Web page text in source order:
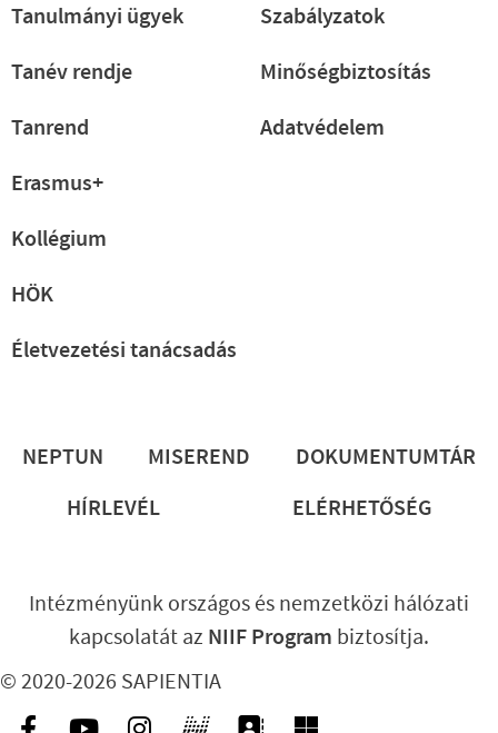
Tanulmányi ügyek
Tanév rendje
Tanrend
Erasmus+
Kollégium
HÖK
Életvezetési tanácsadás
Szabályzatok
Minőségbiztosítás
Adatvédelem
Lábléc
NEPTUN MISEREND
DOKUMENTUMTÁR
HÍRLEVÉL
ELÉRHETŐSÉG
© 2020-2026 SAPIENTIA
Intézményünk országos és nemzetközi hálózati
kapcsolatát az NIIF Program biztosítja.